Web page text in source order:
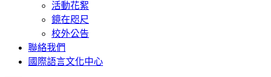
活動花絮
鏡在咫尺
校外公告
聯絡我們
國際語言文化中心